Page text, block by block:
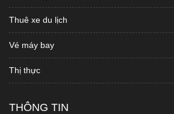
Thuê xe du lịch
Vé máy bay
Thị thực
THÔNG TIN